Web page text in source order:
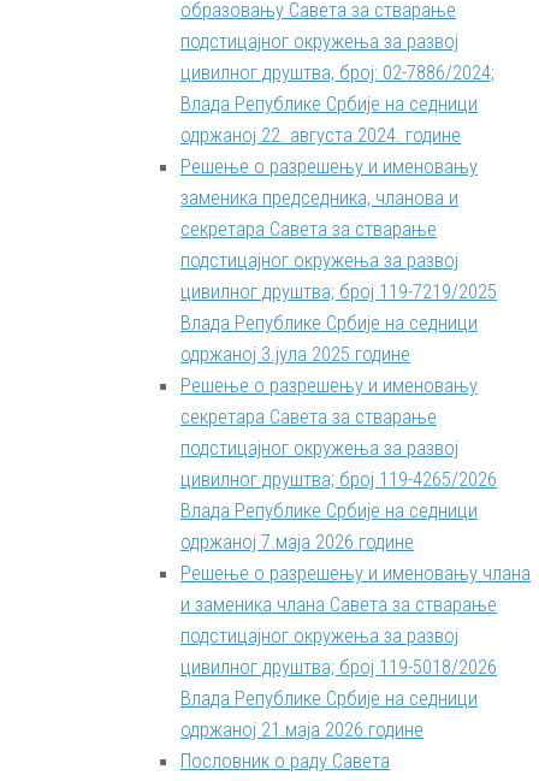
образовању Савета за стварање
подстицајног окружења за развој
цивилног друштва, број: 02-7886/2024;
Влада Републике Србије на седници
одржаној 22. августа 2024. године
Решење о разрешењу и именовању
заменика председника, чланова и
секретара Савета за стварање
подстицајног окружења за развој
цивилног друштва; број 119-7219/2025
Влада Републике Србије на седници
одржаној 3.јула 2025.године
Решење о разрешењу и именовању
секретара Савета за стварање
подстицајног окружења за развој
цивилног друштва; број 119-4265/2026
Влада Републике Србије на седници
одржаној 7.маја 2026.године
Решење о разрешењу и именовању члана
и заменика члана Савета за стварање
подстицајног окружења за развој
цивилног друштва; број 119-5018/2026
Влада Републике Србије на седници
одржаној 21.маја 2026.године
Пословник о раду Савета